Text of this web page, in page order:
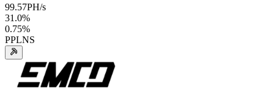
99.57PH/s
31.0%
0.75%
PPLNS